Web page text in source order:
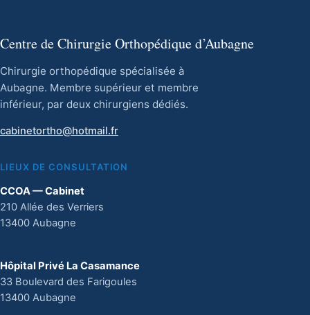
Centre de Chirurgie Orthopédique d’Aubagne
Chirurgie orthopédique spécialisée à
Aubagne. Membre supérieur et membre
inférieur, par deux chirurgiens dédiés.
cabinetortho@hotmail.fr
LIEUX DE CONSULTATION
CCOA — Cabinet
210 Allée des Verriers
13400 Aubagne
Hôpital Privé La Casamance
33 Boulevard des Farigoules
13400 Aubagne